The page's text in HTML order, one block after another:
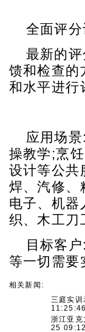
全面评
最新的
馈和检查的
和水平进行
应用场
操教学;烹
设计等公共
焊、汽修、
电子、机器
织、木工刀
目标客
等一切需要
相关新闻:
三庭实
11:25:46
浙江亚
25